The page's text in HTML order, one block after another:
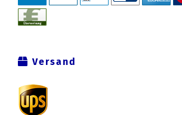
Versand